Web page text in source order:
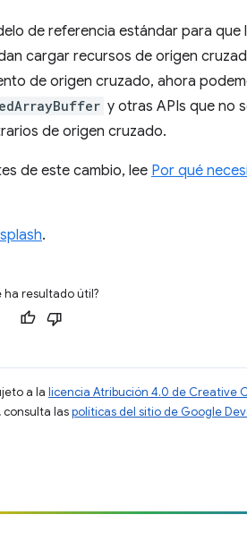
de referencia estándar para que
cargar recursos de origen
de origen cruzado, ahora
y otras APIs que no
de origen cruzado.
de este cambio, lee Por qué
.
ha resultado útil?
a la licencia Atribución 4.0 de Creative
consulta laspolíticas del sitio de Google